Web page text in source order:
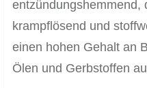
entzündungshemmend,
krampflösend und
einen hohen Gehalt an
Ölen und Gerbstoffen